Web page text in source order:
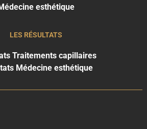
esthétique
LES RÉSULTATS
Traitements capillaires
Médecine esthétique